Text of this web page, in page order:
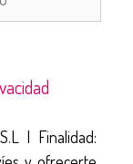
| Finalidad: